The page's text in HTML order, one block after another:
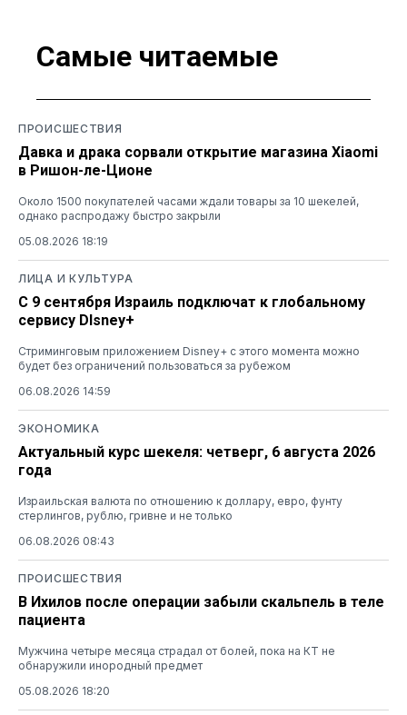
Самые читаемые
ПРОИСШЕСТВИЯ
Давка и драка сорвали открытие магазина Xiaomi
в Ришон-ле-Ционе
Около 1500 покупателей часами ждали товары за 10 шекелей,
однако распродажу быстро закрыли
05.08.2026 18:19
ЛИЦА И КУЛЬТУРА
С 9 сентября Израиль подключат к глобальному
сервису DIsney+
Стриминговым приложением Disney+ с этого момента можно
будет без ограничений пользоваться за рубежом
06.08.2026 14:59
ЭКОНОМИКА
Актуальный курс шекеля: четверг, 6 августа 2026
года
Израильская валюта по отношению к доллару, евро, фунту
стерлингов, рублю, гривне и не только
06.08.2026 08:43
ПРОИСШЕСТВИЯ
В Ихилов после операции забыли скальпель в теле
пациента
Мужчина четыре месяца страдал от болей, пока на КТ не
обнаружили инородный предмет
05.08.2026 18:20